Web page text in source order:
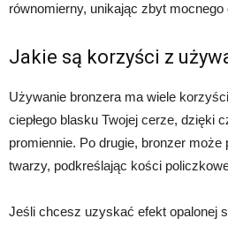
równomierny, unikając zbyt mocnego
Jakie są korzyści z
Używanie bronzera ma wiele
ciepłego blasku Twojej cerze, dzięki
promiennie. Po drugie, bronzer
twarzy, podkreślając kości
Jeśli chcesz uzyskać efekt opalonej